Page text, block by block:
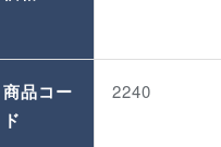
商品コー
ド
2240